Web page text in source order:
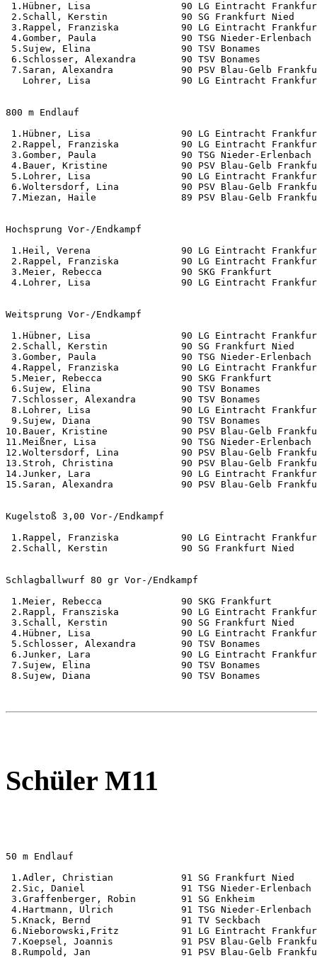
1.Hübner, Lisa                90 LG Eintracht Frankfurt
2.Schall, Kerstin             90 SG Frankfurt Nied
3.Rappel, Franziska           90 LG Eintracht
4.Gomber, Paula               90 TSG Nieder-
5.Sujew, Elina                90 TSV Bonames
6.Schlosser, Alexandra        90 TSV Bonames
7.Saran, Alexandra            90 PSV Blau-Gelb
Lohrer, Lisa                90 LG Eintracht
800 m Endlauf
1.Hübner, Lisa                90 LG Eintracht Frankfurt
2.Rappel, Franziska           90 LG Eintracht
3.Gomber, Paula               90 TSG Nieder-
4.Bauer, Kristine             90 PSV Blau-Gelb
5.Lohrer, Lisa                90 LG Eintracht Frankfurt
6.Woltersdorf, Lina           90 PSV Blau-Gelb
7.Miezan, Haile               89 PSV Blau-Gelb
Hochsprung Vor-/Endkampf
1.Heil, Verena                90 LG Eintracht
2.Rappel, Franziska           90 LG Eintracht
3.Meier, Rebecca              90 SKG Frankfurt
4.Lohrer, Lisa                90 LG Eintracht
Weitsprung Vor-/Endkampf
1.Hübner, Lisa                90 LG Eintracht
2.Schall, Kerstin             90 SG Frankfurt
3.Gomber, Paula               90 TSG Nieder-
4.Rappel, Franziska           90 LG Eintracht
5.Meier, Rebecca              90 SKG
6.Sujew, Elina                90 TSV
7.Schlosser, Alexandra        90 TSV
8.Lohrer, Lisa                90 LG Eintracht
9.Sujew, Diana                90 TSV
10.Bauer, Kristine             90 PSV Blau-Gelb
11.Meißner, Lisa               90 TSG Nieder-
12.Woltersdorf, Lina           90 PSV Blau-
13.Stroh, Christina            90 PSV Blau-Gelb
14.Junker, Lara                90 LG Eintracht
15.Saran, Alexandra            90 PSV Blau-
Kugelstoß 3,00 Vor-/Endkampf
1.Rappel, Franziska           90 LG Eintracht
2.Schall, Kerstin             90 SG Frankfurt
Schlagballwurf 80 gr Vor-/Endkampf
1.Meier, Rebecca              90 SKG Frankfurt
2.Rappl, Fransziska           90 LG Eintracht
3.Schall, Kerstin             90 SG Frankfurt
4.Hübner, Lisa                90 LG Eintracht
5.Schlosser, Alexandra        90 TSV Bonames
6.Junker, Lara                90 LG Eintracht
7.Sujew, Elina                90 TSV Bonames
8.Sujew, Diana                90 TSV Bonames
Schüler M11
50 m Endlauf
1.Adler, Christian            91 SG Frankfurt Nied
2.Sic, Daniel                 91 TSG Nieder-
3.Graffenberger, Robin        91 SG Enkheim
4.Hartmann, Ulrich            91 TSG Nieder-
5.Knack, Bernd                91 TV Seckbach
6.Nieborowski,Fritz           91 LG Eintracht
7.Koepsel, Joannis            91 PSV Blau-Gelb
8.Rumpold, Jan                91 PSV Blau-Gelb